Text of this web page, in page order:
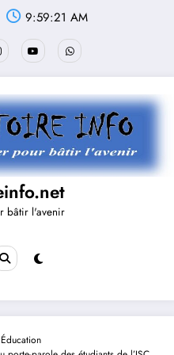
9:59:22 AM
bâtir l'avenir
Éducation